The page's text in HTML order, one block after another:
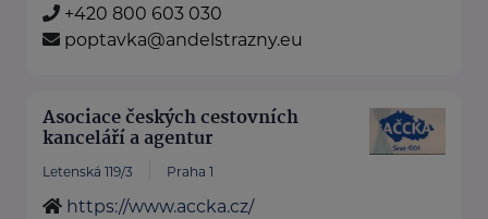
+420 800 603 030
poptavka@andelstrazny.eu
Asociace českých cestovních
kanceláří a agentur
Letenská 119/3 Praha 1
https://www.accka.cz/